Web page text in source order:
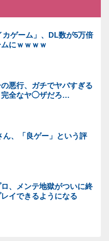
ゲーム」、DL数が5万倍
にｗｗｗｗ
悪行、ガチでヤバすぎる
完全なヤ◯ザだろ…
ん、「良ゲー」という評
ロ、メンテ地獄がついに終
イできるようになる